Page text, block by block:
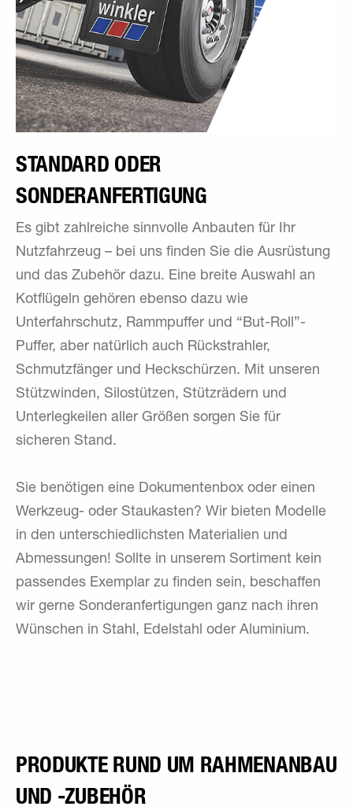
STANDARD ODER
SONDERANFERTIGUNG
Es gibt zahlreiche sinnvolle Anbauten für Ihr
Nutzfahrzeug – bei uns finden Sie die Ausrüstung
und das Zubehör dazu. Eine breite Auswahl an
Kotflügeln gehören ebenso dazu wie
Unterfahrschutz, Rammpuffer und “But-Roll”-
Puffer, aber natürlich auch Rückstrahler,
Schmutzfänger und Heckschürzen. Mit unseren
Stützwinden, Silostützen, Stützrädern und
Unterlegkeilen aller Größen sorgen Sie für
sicheren Stand.
Sie benötigen eine Dokumentenbox oder einen
Werkzeug- oder Staukasten? Wir bieten Modelle
in den unterschiedlichsten Materialien und
Abmessungen! Sollte in unserem Sortiment kein
passendes Exemplar zu finden sein, beschaffen
wir gerne Sonderanfertigungen ganz nach ihren
Wünschen in Stahl, Edelstahl oder Aluminium.
PRODUKTE RUND UM RAHMENANBAU
UND -ZUBEHÖR